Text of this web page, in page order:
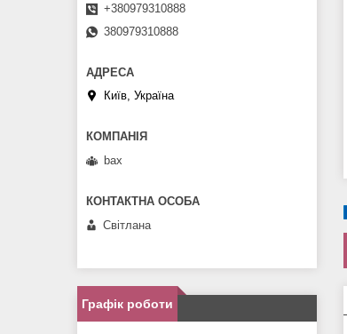
+380979310888
380979310888
Київ, Україна
bax
Світлана
Графік роботи